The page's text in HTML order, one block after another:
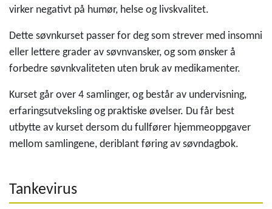
virker negativt på humør, helse og livskvalitet.
Dette søvnkurset passer for deg som strever med insomni
eller lettere grader av søvnvansker, og som ønsker å
forbedre søvnkvaliteten uten bruk av medikamenter.
Kurset går over 4 samlinger, og består av undervisning,
erfaringsutveksling og praktiske øvelser. Du får best
utbytte av kurset dersom du fullfører hjemmeoppgaver
mellom samlingene, deriblant føring av søvndagbok.
Tankevirus